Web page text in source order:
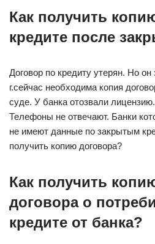
Как получить
кредите после
Договор по кредиту утерян. Но
г.сейчас необходима копия
суде. У банка отозвали
Телефоны не отвечают. Банки
не имеют данные по закрытым
получить копию договора?
Как получить
договора о
кредите от банка?